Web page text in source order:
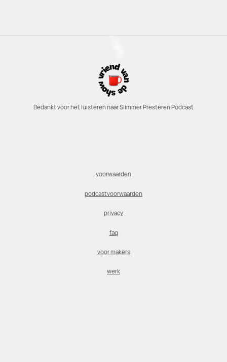
Bedankt voor het luisteren naar Slimmer Presteren Podcast
voorwaarden
podcastvoorwaarden
privacy
faq
voor makers
werk